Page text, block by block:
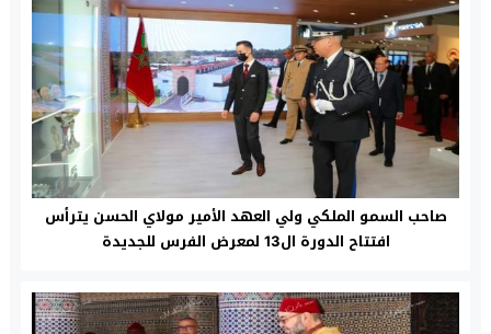
صاحب السمو الملكي ولي العهد الأمير مولاي الحسن يترأس
افتتاح الدورة ال13 لمعرض الفرس للجديدة